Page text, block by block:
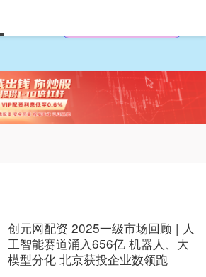
创元网配资 2025一级市场回顾 | 人
工智能赛道涌入656亿 机器人、大
模型分化 北京获投企业数领跑